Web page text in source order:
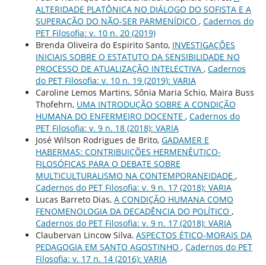
ALTERIDADE PLATÔNICA NO DIÁLOGO DO SOFISTA E A
SUPERAÇÃO DO NÃO-SER PARMENÍDICO , Cadernos do
PET Filosofia: v. 10 n. 20 (2019)
Brenda Oliveira do Espirito Santo, INVESTIGAÇÕES
INICIAIS SOBRE O ESTATUTO DA SENSIBILIDADE NO
PROCESSO DE ATUALIZAÇÃO INTELECTIVA , Cadernos
do PET Filosofia: v. 10 n. 19 (2019): VARIA
Caroline Lemos Martins, Sônia Maria Schio, Maira Buss
Thofehrn, UMA INTRODUÇÃO SOBRE A CONDIÇÃO
HUMANA DO ENFERMEIRO DOCENTE , Cadernos do
PET Filosofia: v. 9 n. 18 (2018): VARIA
José Wilson Rodrigues de Brito, GADAMER E
HABERMAS: CONTRIBUIÇÕES HERMENÊUTICO-
FILOSÓFICAS PARA O DEBATE SOBRE
MULTICULTURALISMO NA CONTEMPORANEIDADE ,
Cadernos do PET Filosofia: v. 9 n. 17 (2018): VARIA
Lucas Barreto Dias, A CONDIÇÃO HUMANA COMO
FENOMENOLOGIA DA DECADÊNCIA DO POLÍTICO ,
Cadernos do PET Filosofia: v. 9 n. 17 (2018): VARIA
Claubervan Lincow Silva, ASPECTOS ÉTICO-MORAIS DA
PEDAGOGIA EM SANTO AGOSTINHO , Cadernos do PET
Filosofia: v. 17 n. 14 (2016): VARIA